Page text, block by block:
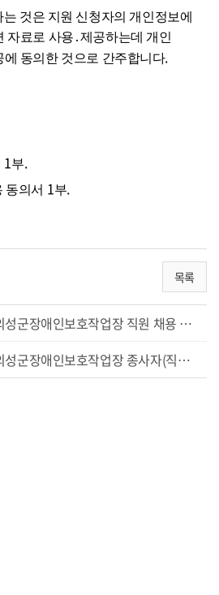
것은 지원 신청자의 개인정보에
자료로 사용 ․제공하는데 개인
에 동의한 것으로 간주합니다.
1 부.
동의서 1부.
목록
2025-06호. 의성군장애인보호작업장 직원 채용 최종합격자 공고
2025-04호. 의성군장애인보호작업장 종사자(직업훈련교사) 정규직 직원 채용 최종합격...